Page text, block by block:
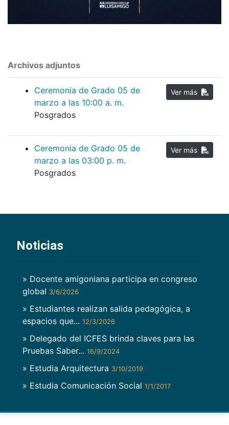
Archivos adjuntos
Ceremonia de Grado 05 de
marzo a las 10:00 a. m.
Posgrados
Ceremonia de Grado 05 de
marzo a las 03:00 p. m.
Posgrados
Noticias
» Docente amigoniana participa en congreso
global 3/6/2026
» Estudiantes realizan salida pedagógica, a
espacios que... 12/3/2026
» Delegado del ICFES brinda claves para las
Pruebas Saber... 16/9/2024
» Estudia Arquitectura 3/10/2019
» Estudia Comunicación Social 1/1/2017